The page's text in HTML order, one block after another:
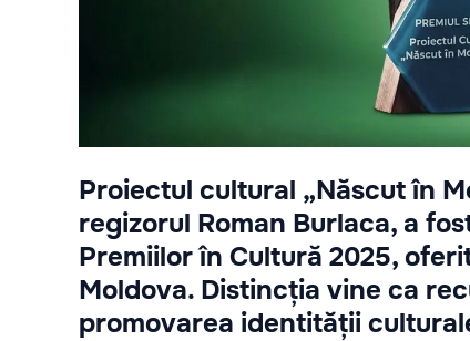
Proiectul cultural „Născut în
regizorul Roman Burlaca, a
Premiilor în Cultură 2025,
Moldova. Distincția vine ca
promovarea identității